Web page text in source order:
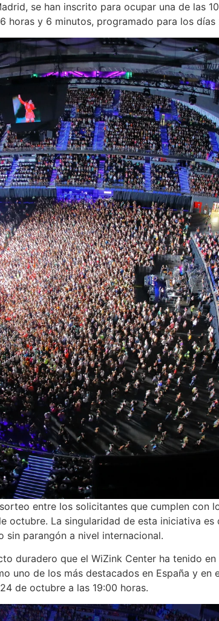
se han inscrito para ocupar una de las
horas y 6 minutos, programado para los
entre los solicitantes que cumplen con
octubre. La singularidad de esta iniciativa
parangón a nivel internacional.
duradero que el WiZink Center ha tenido en
uno de los más destacados en España y en
de octubre a las 19:00 horas.